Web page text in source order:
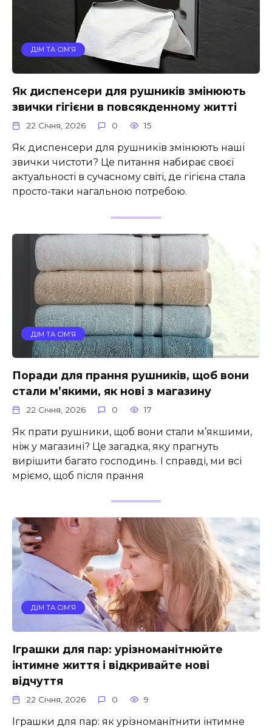
ДІМ ТА СІМ’Я
Як диспенсери для рушників змінюють
звички гігієни в повсякденному житті
22 Січня, 2026 0 15
Як диспенсери для рушників змінюють наші
звички чистоти? Це питання набирає своєї
актуальності в сучасному світі, де гігієна стала
просто-таки нагальною потребою.
ДІМ ТА СІМ’Я
Поради для прання рушників, щоб вони
стали м’якими, як нові з магазину
22 Січня, 2026 0 17
Як прати рушники, щоб вони стали м’якшими,
ніж у магазині? Це загадка, яку прагнуть
вирішити багато господинь. І справді, ми всі
мріємо, щоб після прання
ДІМ ТА СІМ’Я
Іграшки для пар: урізноманітнюйте
інтимне життя і відкривайте нові
відчуття
22 Січня, 2026 0 9
Іграшки для пар: як урізноманітнити інтимне